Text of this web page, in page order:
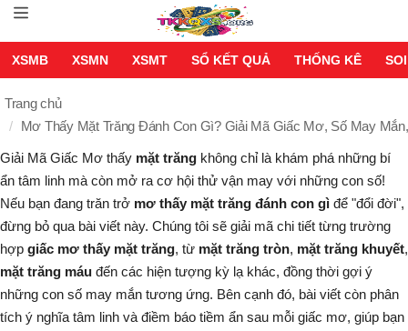
XSMB XSMN XSMT SỔ KẾT QUẢ THỐNG KÊ
Trang chủ
Mơ Thấy Mặt Trăng Đánh Con Gì? Giải Mã Giấc Mơ, Số May
Giải Mã Giấc Mơ thấy mặt trăng không chỉ là khám phá những bí
ẩn tâm linh mà còn mở ra cơ hội thử vận may với những con số!
Nếu bạn đang trăn trở mơ thấy mặt trăng đánh con gì để "đổi đời",
đừng bỏ qua bài viết này. Chúng tôi sẽ giải mã chi tiết từng trường
hợp giấc mơ thấy mặt trăng, từ mặt trăng tròn, mặt trăng khuyết,
mặt trăng máu đến các hiện tượng kỳ lạ khác, đồng thời gợi ý
những con số may mắn tương ứng. Bên cạnh đó, bài viết còn phân
tích ý nghĩa tâm linh và điềm báo tiềm ẩn sau mỗi giấc mơ, giúp bạn